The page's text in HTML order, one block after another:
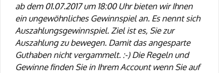
ab dem 01.07.2017 um 18:00 Uhr bieten wir Ihnen
ein ungewöhnliches Gewinnspiel an. Es nennt sich
Auszahlungsgewinnspiel. Ziel ist es, Sie zur
Auszahlung zu bewegen. Damit das angesparte
Guthaben nicht vergammelt. :-) Die Regeln und
Gewinne finden Sie in Ihrem Account wenn Sie auf